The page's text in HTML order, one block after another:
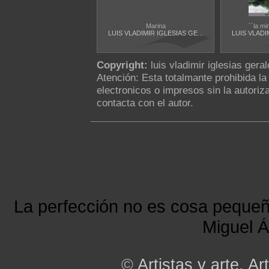
Marina
LUIS VLADIMIR IGLESIAS GE...
´´la
LUIS
Copyright: luis vladimir iglesias
Atención: Esta totalmante prohibida
electronicos o impresos sin la
contacta con el autor.
La perfección no es cosa
Miguel
© Artistas y arte.